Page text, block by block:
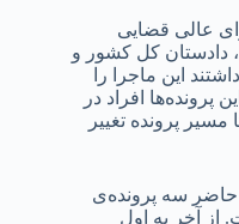
عالی قضایی
دادستان کل کشور و
این ماجرا را
افراد در
پرونده تغییر
حاضر سه پرونده‌ی
آخر به اول